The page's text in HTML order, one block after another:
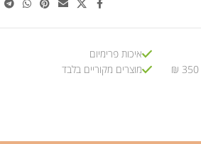
איכות פרימיום
מוצרים מקוריים בלבד